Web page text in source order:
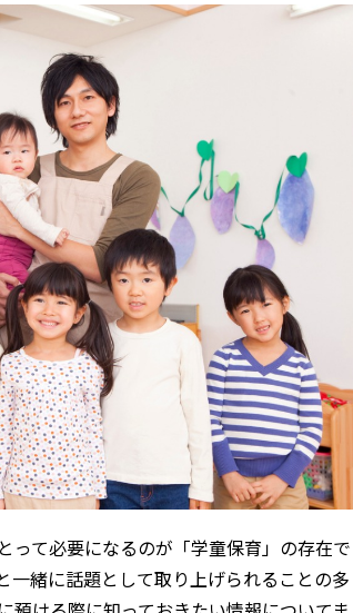
って必要になるのが「学童保育」の存在で
一緒に話題として取り上げられることの多